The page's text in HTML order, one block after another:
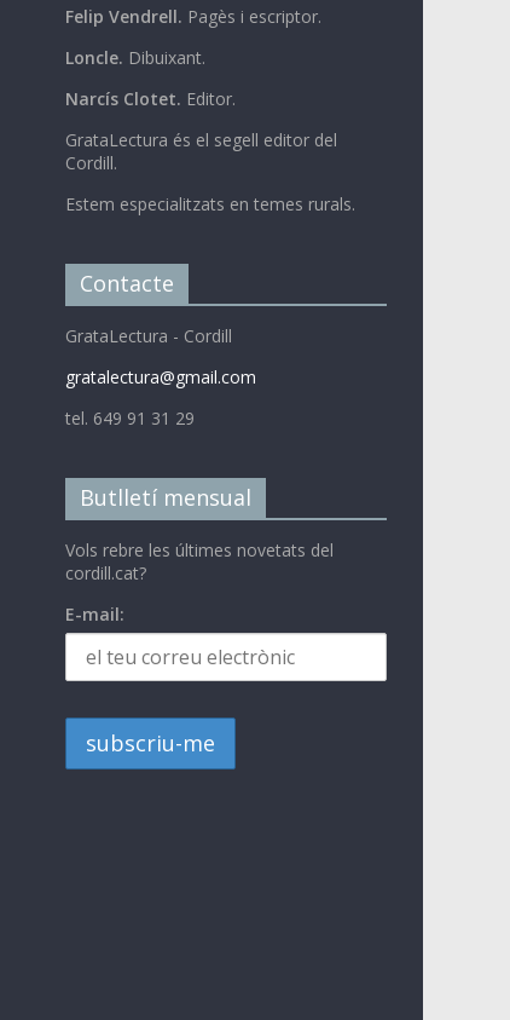
Felip Vendrell. Pagès i escriptor.
Loncle. Dibuixant.
Narcís Clotet. Editor.
GrataLectura és el segell editor del
Cordill.
Estem especialitzats en temes rurals.
Contacte
GrataLectura - Cordill
gratalectura@gmail.com
tel. 649 91 31 29
Butlletí mensual
Vols rebre les últimes novetats del
cordill.cat?
E-mail: